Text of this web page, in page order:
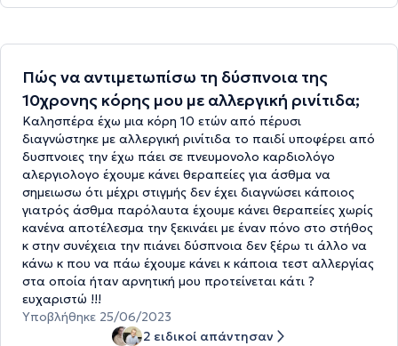
Πώς να αντιμετωπίσω τη δύσπνοια της
10χρονης κόρης μου με αλλεργική ρινίτιδα;
Καλησπέρα έχω μια κόρη 10 ετών από πέρυσι
διαγνώστηκε με αλλεργική ρινίτιδα το παιδί υποφέρει από
δυσπνοιες την έχω πάει σε πνευμονολο καρδιολόγο
αλεργιολογο έχουμε κάνει θεραπείες για άσθμα να
σημειωσω ότι μέχρι στιγμής δεν έχει διαγνώσει κάποιος
γιατρός άσθμα παρόλαυτα έχουμε κάνει θεραπείες χωρίς
κανένα αποτέλεσμα την ξεκινάει με έναν πόνο στο στήθος
κ στην συνέχεια την πιάνει δύσπνοια δεν ξέρω τι άλλο να
κάνω κ που να πάω έχουμε κάνει κ κάποια τεστ αλλεργίας
στα οποία ήταν αρνητική μου προτείνεται κάτι ?
ευχαριστώ !!!
Υποβλήθηκε 25/06/2023
2 ειδικοί απάντησαν